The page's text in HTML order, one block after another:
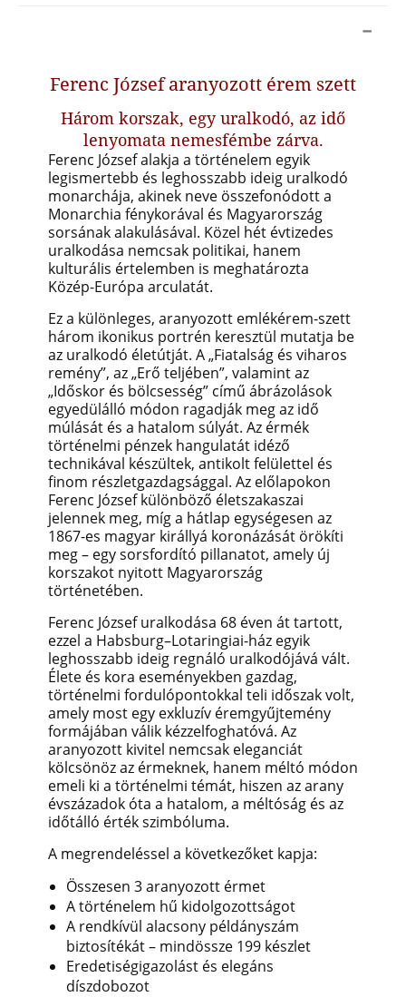
Ferenc József aranyozott érem szett
Három korszak, egy uralkodó, az idő
lenyomata nemesfémbe zárva.
Ferenc József alakja a történelem egyik
legismertebb és leghosszabb ideig uralkodó
monarchája, akinek neve összefonódott a
Monarchia fénykorával és Magyarország
sorsának alakulásával. Közel hét évtizedes
uralkodása nemcsak politikai, hanem
kulturális értelemben is meghatározta
Közép-Európa arculatát.
Ez a különleges, aranyozott emlékérem-szett
három ikonikus portrén keresztül mutatja be
az uralkodó életútját. A „Fiatalság és viharos
remény”, az „Erő teljében”, valamint az
„Időskor és bölcsesség” című ábrázolások
egyedülálló módon ragadják meg az idő
múlását és a hatalom súlyát. Az érmék
történelmi pénzek hangulatát idéző
technikával készültek, antikolt felülettel és
finom részletgazdagsággal. Az előlapokon
Ferenc József különböző életszakaszai
jelennek meg, míg a hátlap egységesen az
1867-es magyar királlyá koronázását örökíti
meg – egy sorsfordító pillanatot, amely új
korszakot nyitott Magyarország
történetében.
Ferenc József uralkodása 68 éven át tartott,
ezzel a Habsburg–Lotaringiai-ház egyik
leghosszabb ideig regnáló uralkodójává vált.
Élete és kora eseményekben gazdag,
történelmi fordulópontokkal teli időszak volt,
amely most egy exkluzív éremgyűjtemény
formájában válik kézzelfoghatóvá. Az
aranyozott kivitel nemcsak eleganciát
kölcsönöz az érmeknek, hanem méltó módon
emeli ki a történelmi témát, hiszen az arany
évszázadok óta a hatalom, a méltóság és az
időtálló érték szimbóluma.
A megrendeléssel a következőket kapja:
Összesen 3 aranyozott érmet
A történelem hű kidolgozottságot
A rendkívül alacsony példányszám
biztosítékát – mindössze 199 készlet
Eredetiségigazolást és elegáns
díszdobozot